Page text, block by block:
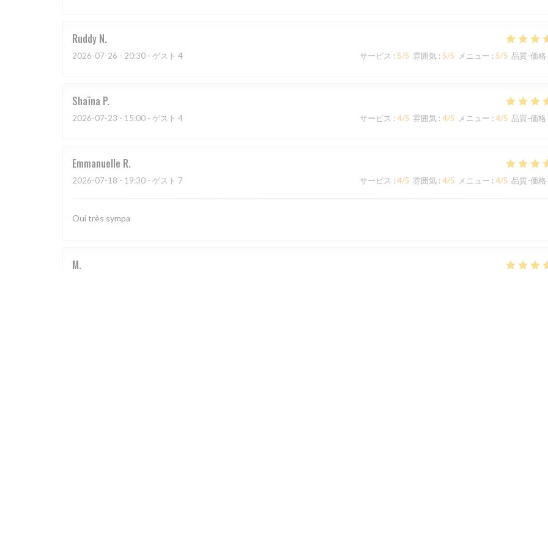
Ruddy N
2026-07-26 - 20:30 - ゲスト 4 サービス : 5/5 雰囲気 : 5/5 メニュー : 5/5 品質-価格
Shaïna P
2026-07-23 - 15:00 - ゲスト 4 サービス : 4/5 雰囲気 : 4/5 メニュー : 4/5 品質-価格
Emmanuelle R
2026-07-18 - 19:30 - ゲスト 7 サービス : 4/5 雰囲気 : 4/5 メニュー : 4/5 品質-価格
Oui très sympa
M